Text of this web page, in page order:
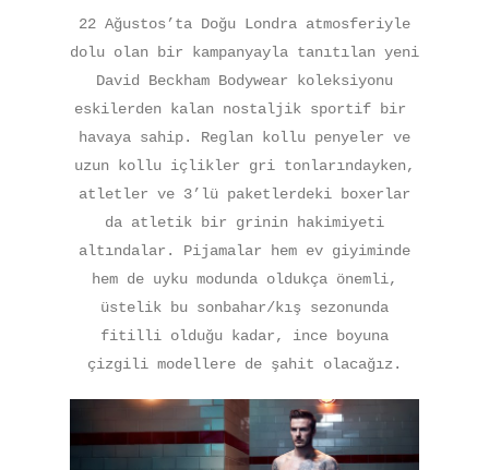
22 Ağustos’ta Doğu Londra atmosferiyle
dolu olan bir kampanyayla tanıtılan yeni
David Beckham Bodywear koleksiyonu
eskilerden kalan nostaljik sportif bir
havaya sahip. Reglan kollu penyeler ve
uzun kollu içlikler gri tonlarındayken,
atletler ve 3’lü paketlerdeki boxerlar
da atletik bir grinin hakimiyeti
altındalar. Pijamalar hem ev giyiminde
hem de uyku modunda oldukça önemli,
üstelik bu sonbahar/kış sezonunda
fitilli olduğu kadar, ince boyuna
çizgili modellere de şahit olacağız.